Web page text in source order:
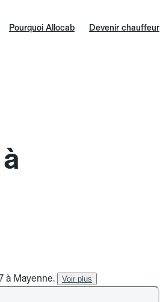
Pourquoi Allocab Devenir chauffeur
à Mayenne. Voir plus